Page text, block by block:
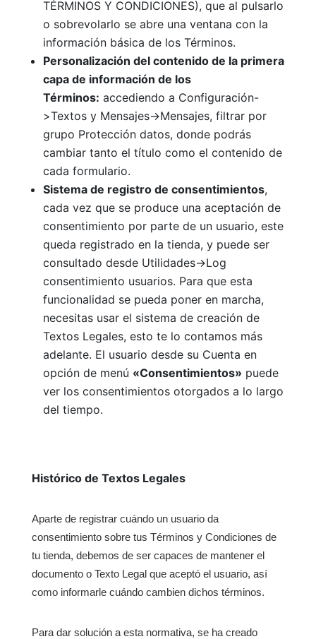
TÉRMINOS Y CONDICIONES), que al pulsarlo
o sobrevolarlo se abre una ventana con la
información básica de los Términos.
Personalización del contenido de la primera
capa de información de los
Términos: accediendo a Configuración-
>Textos y Mensajes->Mensajes, filtrar por
grupo Protección datos, donde podrás
cambiar tanto el título como el contenido de
cada formulario.
Sistema de registro de consentimientos,
cada vez que se produce una aceptación de
consentimiento por parte de un usuario, este
queda registrado en la tienda, y puede ser
consultado desde Utilidades->Log
consentimiento usuarios. Para que esta
funcionalidad se pueda poner en marcha,
necesitas usar el sistema de creación de
Textos Legales, esto te lo contamos más
adelante. El usuario desde su Cuenta en
opción de menú «Consentimientos» puede
ver los consentimientos otorgados a lo largo
del tiempo.
Histórico de Textos Legales
Aparte de registrar cuándo un usuario da
consentimiento sobre tus Términos y Condiciones de
tu tienda, debemos de ser capaces de mantener el
documento o Texto Legal que aceptó el usuario, así
como informarle cuándo cambien dichos términos.
Para dar solución a esta normativa, se ha creado